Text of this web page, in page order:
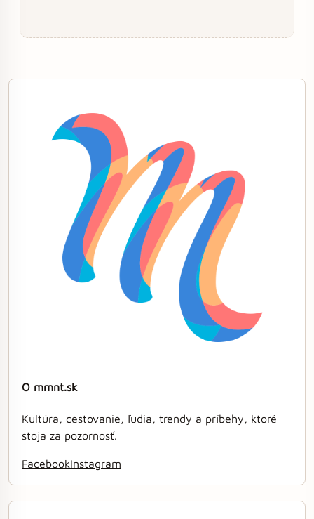
O mmnt.sk
Kultúra, cestovanie, ľudia, trendy a príbehy, ktoré
stoja za pozornosť.
FacebookInstagram